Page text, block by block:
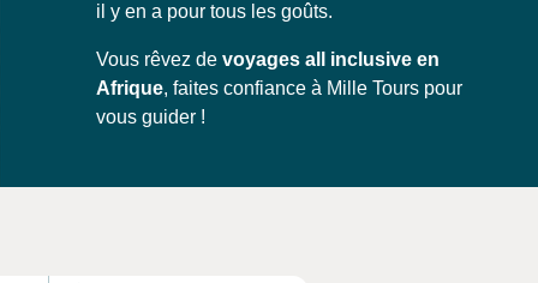
il y en a pour tous les goûts.
Vous rêvez de voyages all inclusive en
Afrique, faites confiance à Mille Tours pour
vous guider !